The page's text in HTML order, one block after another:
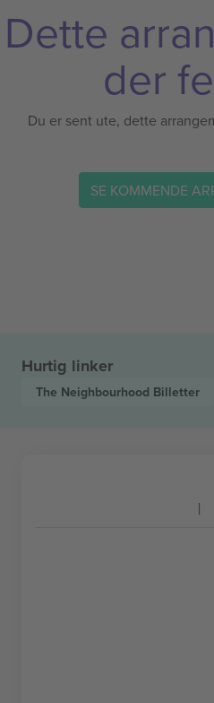
Dette
der
Du er sent ute, dette
SE KOMMENDE
Hurtig linker
The Neighbourhood Billetter